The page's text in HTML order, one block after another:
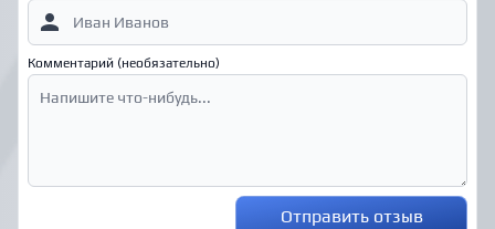
Комментарий (необязательно)
Отправить отзыв